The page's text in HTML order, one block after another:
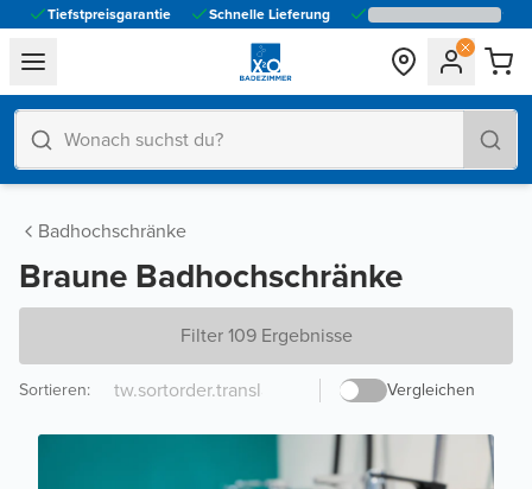
Tiefstpreisgarantie Schnelle Lieferung
general.navigation.toggle_menu.label
Badhochschränke
Braune Badhochschränke
Filter 109 Ergebnisse
Vergleichen
Sortieren: